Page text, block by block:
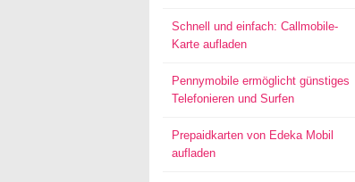
Schnell und einfach: Callmobile-
Karte aufladen
Pennymobile ermöglicht günstiges
Telefonieren und Surfen
Prepaidkarten von Edeka Mobil
aufladen